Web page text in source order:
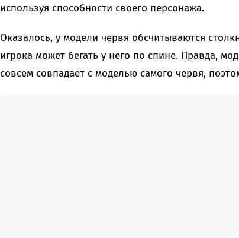
используя способности своего персонажа.
Оказалось, у модели червя обсчитываются
игрока может бегать у него по спине. Правда,
совсем совпадает с моделью самого червя,